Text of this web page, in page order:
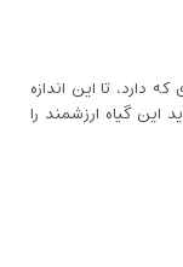
دارد، تا این اندازه
گیاه ارزشمند را